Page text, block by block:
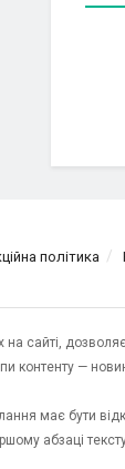
політика
на сайті,
—
має бути
абзаці